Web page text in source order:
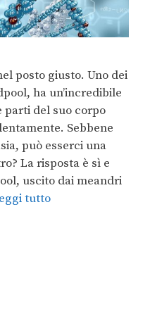
posto giusto. Uno dei
ha un’incredibile
parti del suo corpo
Sebbene
può esserci una
La risposta è sì e
uscito dai meandri
tutto